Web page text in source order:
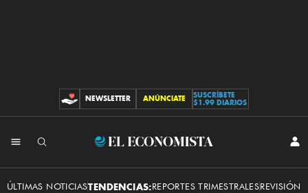
CONTRIBUCIONES
NEWSLETTER ANÚNCIATE
SUSCRÍBETE
$1.99 DIARIOS
El
ÚLTIMAS NOTICIASTENDENCIAS:REPORTES TRIMESTRALESREVISIÓN